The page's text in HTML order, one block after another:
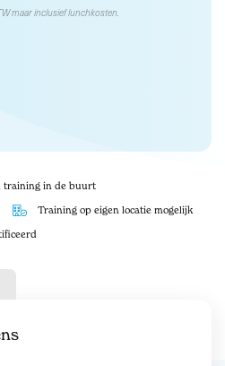
maar inclusief lunchkosten.
training in de buurt
Training op eigen locatie mogelijk